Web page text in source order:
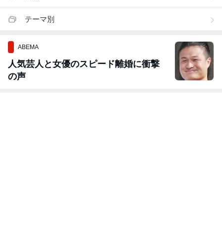
テーマ別
ABEMA
人気芸人と女優のスピード離婚に衝撃
の声